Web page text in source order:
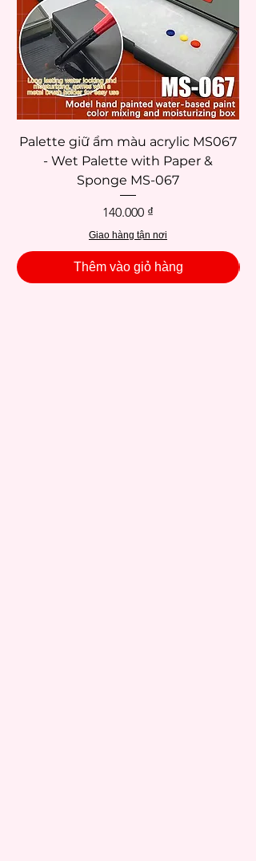
Palette giữ ẩm màu acrylic MS067
- Wet Palette with Paper &
Sponge MS-067
Giá
140.000 ₫
Giao hàng tận nơi
Thêm vào giỏ hàng